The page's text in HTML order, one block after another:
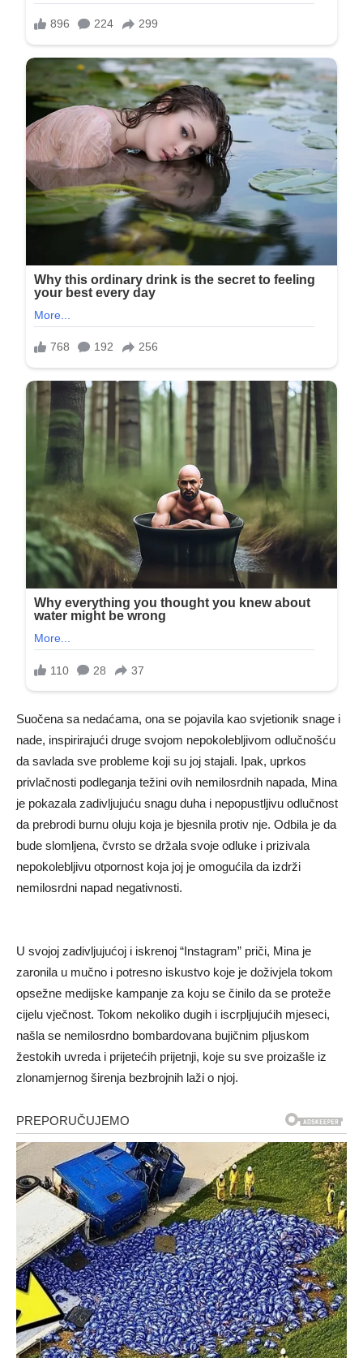
Suočena sa nedaćama, ona se pojavila kao svjetionik snage i
nade, inspirirajući druge svojom nepokolebljivom odlučnošću
da savlada sve probleme koji su joj stajali. Ipak, uprkos
privlačnosti podleganja težini ovih nemilosrdnih napada, Mina
je pokazala zadivljujuću snagu duha i nepopustljivu odlučnost
da prebrodi burnu oluju koja je bjesnila protiv nje. Odbila je da
bude slomljena, čvrsto se držala svoje odluke i prizivala
nepokolebljivu otpornost koja joj je omogućila da izdrži
nemilosrdni napad negativnosti.
U svojoj zadivljujućoj i iskrenoj “Instagram” priči, Mina je
zaronila u mučno i potresno iskustvo koje je doživjela tokom
opsežne medijske kampanje za koju se činilo da se proteže
cijelu vječnost. Tokom nekoliko dugih i iscrpljujućih mjeseci,
našla se nemilosrdno bombardovana bujičnim pljuskom
žestokih uvreda i prijetećih prijetnji, koje su sve proizašle iz
zlonamjernog širenja bezbrojnih laži o njoj.